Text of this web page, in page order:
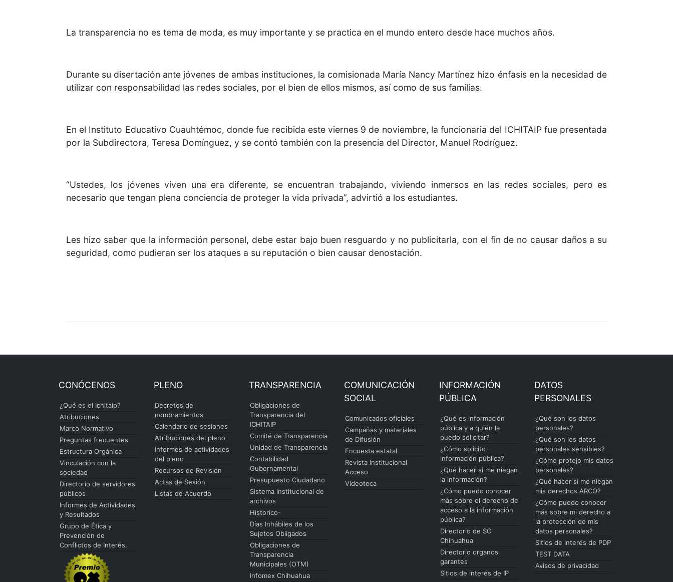
La transparencia no es tema de moda, es muy importante y se practica en el mundo entero desde hace muchos años.
Durante su disertación ante jóvenes de ambas instituciones, la comisionada María Nancy Martínez hizo énfasis en la necesidad de
utilizar con responsabilidad las redes sociales, por el bien de ellos mismos, así como de sus familias.
En el Instituto Educativo Cuauhtémoc, donde fue recibida este viernes 9 de noviembre, la funcionaria del ICHITAIP fue presentada
por la Subdirectora, Teresa Domínguez, y se contó también con la presencia del Director, Manuel Rodríguez.
“Ustedes, los jóvenes viven una era diferente, se encuentran trabajando, viviendo inmersos en las redes sociales, pero es
necesario que tengan plena conciencia de proteger la vida privada”, advirtió a los estudiantes.
Les hizo saber que la información personal, debe estar bajo buen resguardo y no publicitarla, con el fin de no causar daños a su
seguridad, como pudieran ser los ataques a su reputación o bien causar denostación.
CONÓCENOS
¿Qué es el Ichitaip?
Atribuciones
Marco Normativo
Preguntas frecuentes
Estructura Orgánica
Vinculación con la
sociedad
Directorio de servidores
públicos
Informes de Actividades
y Resultados
Grupo de Ética y
Prevención de
Conflictos de Interés.
PLENO
Decretos de
nombramientos
Calendario de sesiones
Atribuciones del pleno
Informes de actividades
del pleno
Recursos de Revisión
Actas de Sesión
Listas de Acuerdo
TRANSPARENCIA
Obligaciones de
Transparencia del
ICHITAIP
Comité de Transparencia
Unidad de Transparencia
Contabilidad
Gubernamental
Presupuesto Ciudadano
Sistema institucional de
archivos
Historico-
Días Inhábiles de los
Sujetos Obligados
Obligaciones de
Transparencia
Municipales (OTM)
Infomex Chihuahua
COMUNICACIÓN
SOCIAL
Comunicados oficiales
Campañas y materiales
de Difusión
Encuesta estatal
Revista Institucional
Acceso
Videoteca
INFORMACIÓN
PÚBLICA
¿Qué es información
pública y a quién la
puedo solicitar?
¿Cómo solicito
información pública?
¿Qué hacer si me niegan
la información?
¿Cómo puedo conocer
más sobre el derecho de
acceso a la información
pública?
Directorio de SO
Chihuahua
Directorio organos
garantes
Sitios de interés de IP
DATOS
PERSONALES
¿Qué son los datos
personales?
¿Qué son los datos
personales sensibles?
¿Cómo protejo mis datos
personales?
¿Qué hacer si me niegan
mis derechos ARCO?
¿Cómo puedo conocer
más sobre mi derecho a
la protección de mis
datos personales?
Sitios de interés de PDP
TEST DATA
Avisos de privacidad